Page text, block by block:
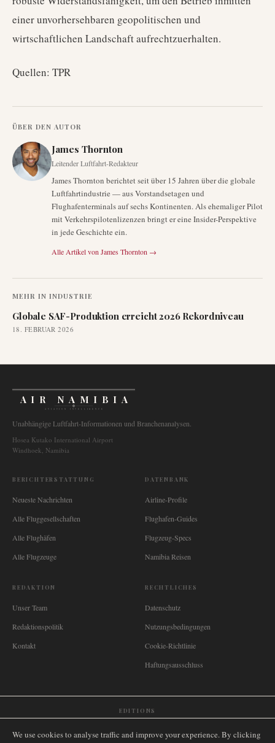
einer unvorhersehbaren geopolitischen und
wirtschaftlichen Landschaft aufrechtzuerhalten.
Quellen: TPR
ÜBER DEN AUTOR
James Thornton
Leitender Luftfahrt-Redakteur
James Thornton berichtet seit über 15 Jahren über die globale
Luftfahrtindustrie — aus Vorstandsetagen und
Flughafenterminals auf sechs Kontinenten. Als ehemaliger Pilot
mit Verkehrspilotenlizenzen bringt er eine Insider-Perspektive
in jede Geschichte ein.
Alle Artikel von James Thornton →
MEHR IN INDUSTRIE
Globale SAF-Produktion erreicht 2026 Rekordniveau
18. FEBRUAR 2026
AIR NAMIBIA
AVIATION INTELLIGENCE
Unabhängige Luftfahrt-Informationen und Branchenanalysen.
Hosea Kutako International Airport
Windhoek, Namibia
BERICHTERSTATTUNG
Neueste Nachrichten
Alle Fluggesellschaften
Alle Flughäfen
Alle Flugzeuge
DATENBANK
Airline-Profile
Flughafen-Guides
Flugzeug-Specs
Namibia Reisen
REDAKTION
Unser Team
Redaktionspolitik
Kontakt
RECHTLICHES
Datenschutz
Nutzungsbedingungen
Cookie-Richtlinie
Haftungsausschluss
EDITIONS
We use cookies to analyse traffic and improve your experience. By clicking